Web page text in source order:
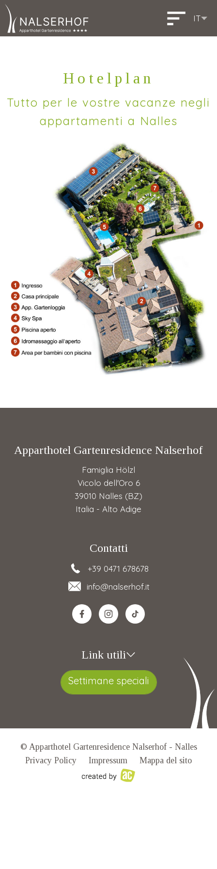
IT
Hotelplan
Tutto per le vostre vacanze negli
appartamenti a Nalles
Apparthotel Gartenresidence Nalserhof
Famiglia Hölzl
Vicolo dell'Oro 6
39010 Nalles (BZ)
Italia - Alto Adige
Contatti
+39 0471 678678
info@nalserhof.it
Link utili
Settimane speciali
© Apparthotel Gartenresidence Nalserhof - Nalles
Privacy Policy
Impressum Mappa del sito